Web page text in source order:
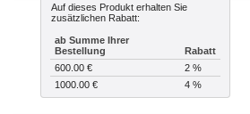
Auf dieses Produkt erhalten Sie
zusätzlichen Rabatt:
ab Summe Ihrer
Bestellung
Rabatt
600.00 €
2 %
1000.00 €
4 %